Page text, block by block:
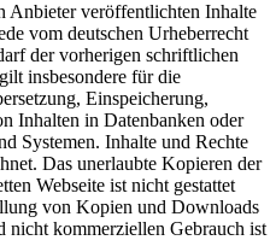
Anbieter veröffentlichten Inhalte
vom deutschen Urheberrecht
der vorherigen schriftlichen
insbesondere für die
Einspeicherung,
Inhalten in Datenbanken oder
Systemen. Inhalte und Rechte
Das unerlaubte Kopieren der
Webseite ist nicht gestattet
von Kopien und Downloads
nicht kommerziellen Gebrauch ist